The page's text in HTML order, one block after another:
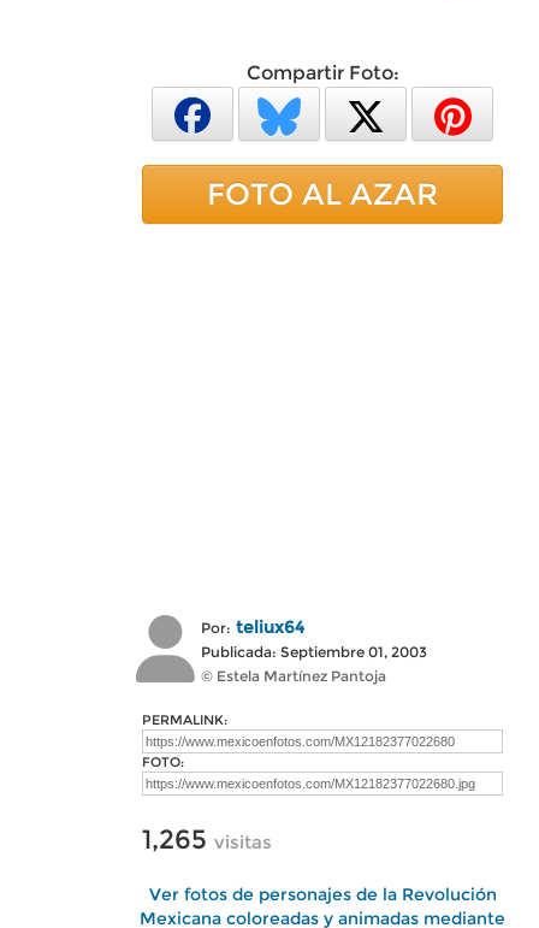
Compartir Foto:
FOTO AL AZAR
Por: teliux64
Publicada: Septiembre 01, 2003
© Estela Martínez Pantoja
PERMALINK:
FOTO:
1,265 visitas
Ver fotos de personajes de la Revolución
Mexicana coloreadas y animadas mediante